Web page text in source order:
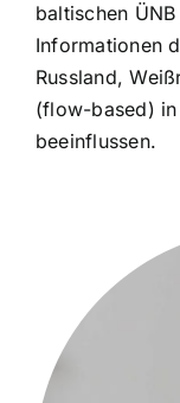
baltischen
Informationen
Russland,
(flow-based)
beeinflussen.